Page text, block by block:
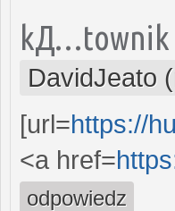
kД…townik
DavidJeato
[url=https://
<a href=
odpowiedz